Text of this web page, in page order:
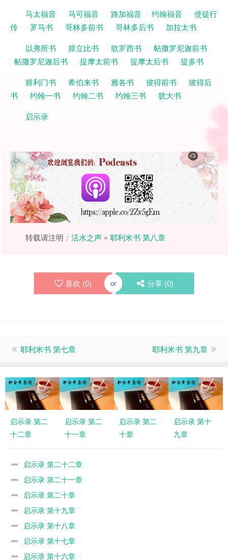
马太福音 马可福音 路加福音 约翰福音
使徒行
传
罗马书 哥林多前书 哥林多后书
加拉太书
以弗所书
腓立比书 歌罗西书
帖撒罗尼迦前书
帖撒罗尼迦后书
提摩太前书 提摩太后书
提多书
腓利门书
希伯来书 雅各书 彼得前书
彼得后
书
约翰一书 约翰二书 约翰三书
犹大书
启示录
转载请注明： 活水之声 » 耶利米书 第八章
喜欢 (0) or 分享 (0)
耶利米书 第七章 耶利米书 第九章
启示录 第二
十二章
启示录 第二
十一章
启示录 第二
十章
启示录 第十
九章
启示录 第二十二章
启示录 第二十一章
启示录 第二十章
启示录 第十九章
启示录 第十八章
启示录 第十七章
启示录 第十六章